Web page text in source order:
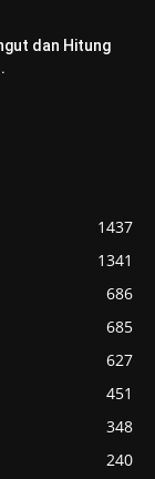
dan Hitung
1437
1341
686
685
627
451
348
240